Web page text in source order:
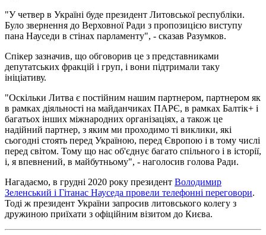
"У четвер в Україні буде президент Литовської республіки.
Було звернення до Верховної Ради з пропозицією виступу
пана Науседи в стінах парламенту", - сказав Разумков.
Спікер зазначив, що обговорив це з представниками
депутатських фракцій і груп, і вони підтримали таку
ініціативу.
"Оскільки Литва є постійним нашим партнером, партнером як
в рамках діяльності на майданчиках ПАРЄ, в рамках Балтік+ і
багатьох інших міжнародних організаціях, а також це
надійний партнер, з яким ми проходимо ті виклики, які
сьогодні стоять перед Україною, перед Європою і в тому числі
перед світом. Тому що нас об'єднує багато спільного і в історії,
і, я впевнений, в майбутньому", - наголосив голова Ради.
Нагадаємо, в грудні 2020 року президент Володимир
Зеленський і Гітанас Науседа провели телефонні переговори.
Тоді ж президент України запросив литовського колегу з
дружиною приїхати з офіційним візитом до Києва.